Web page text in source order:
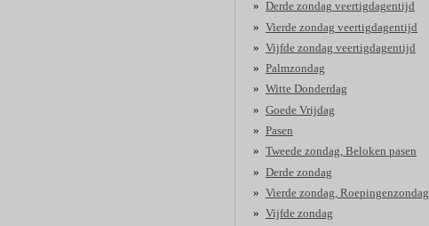
Derde zondag veertigdagentijd
Vierde zondag veertigdagentijd
Vijfde zondag veertigdagentijd
Palmzondag
Witte Donderdag
Goede Vrijdag
Pasen
Tweede zondag, Beloken pasen
Derde zondag
Vierde zondag, Roepingenzondag
Vijfde zondag